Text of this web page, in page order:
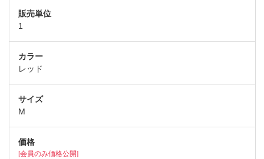
1
レッド
M
[会員のみ価格公開]